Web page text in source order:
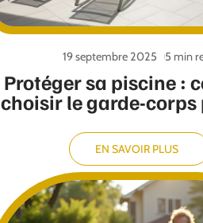
Protéger sa piscine :
choisir le garde-
19 septembre 2025 5 min
EN SAVOIR PLUS